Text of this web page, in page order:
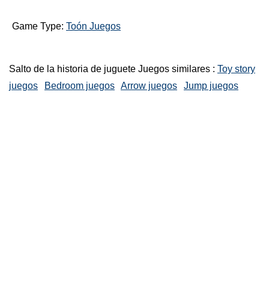
Game Type: Toón Juegos
Salto de la historia de juguete Juegos similares : Toy story
juegos
Bedroom juegos Arrow juegos Jump juegos